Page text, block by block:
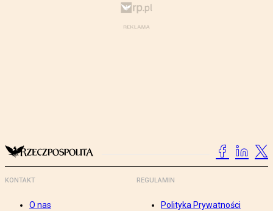
KONTAKT
O nas
REGULAMIN
Polityka Prywatności